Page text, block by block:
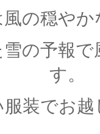
の穏やか
の予報
す。
服装でお